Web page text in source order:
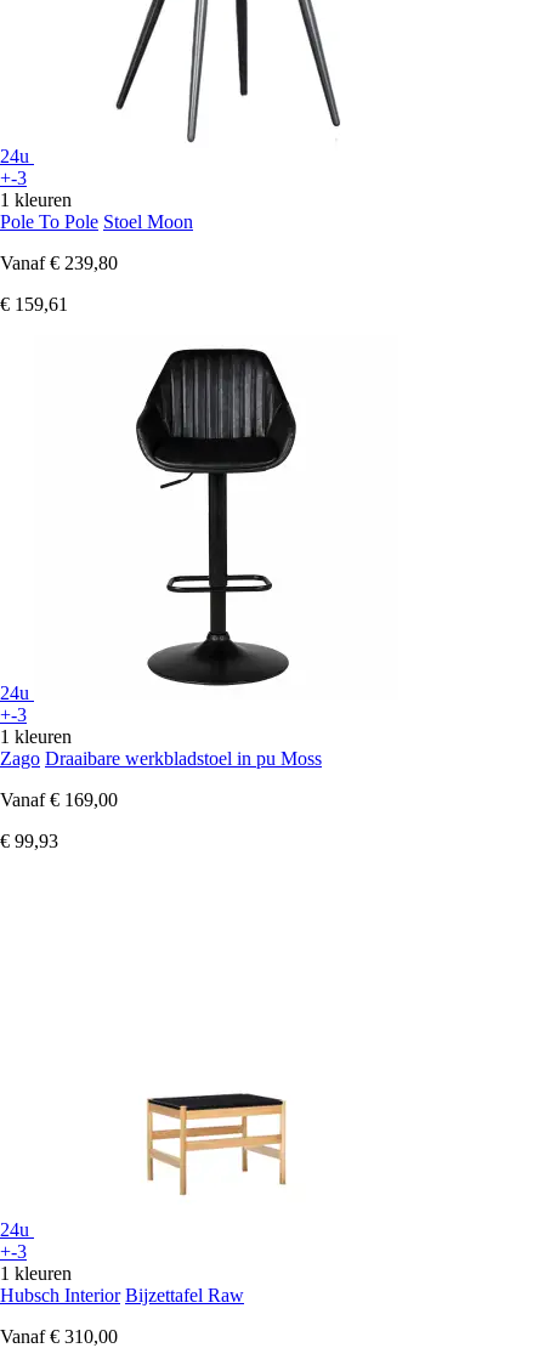
24u
+-3
1 kleuren
Pole To Pole Stoel Moon
Vanaf € 239,80
€ 159,61
24u
+-3
1 kleuren
Zago Draaibare werkbladstoel in pu Moss
Vanaf € 169,00
€ 99,93
24u
+-3
1 kleuren
Hubsch Interior Bijzettafel Raw
Vanaf € 310,00